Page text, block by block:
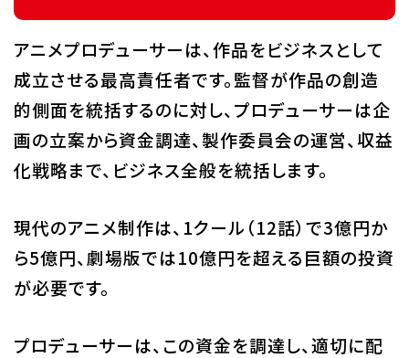
アニメプロデューサーは、作品をビジネスとして
成立させる最高責任者です。監督が作品の創造
的側面を統括するのに対し、プロデューサーは企
画の立案から資金調達、製作委員会の運営、収益
化戦略まで、ビジネス全般を統括します。
現代のアニメ制作は、1クール（12話）で3億円か
ら5億円、劇場版では10億円を超える巨額の投資
が必要です。
プロデューサーは、この資金を調達し、適切に配